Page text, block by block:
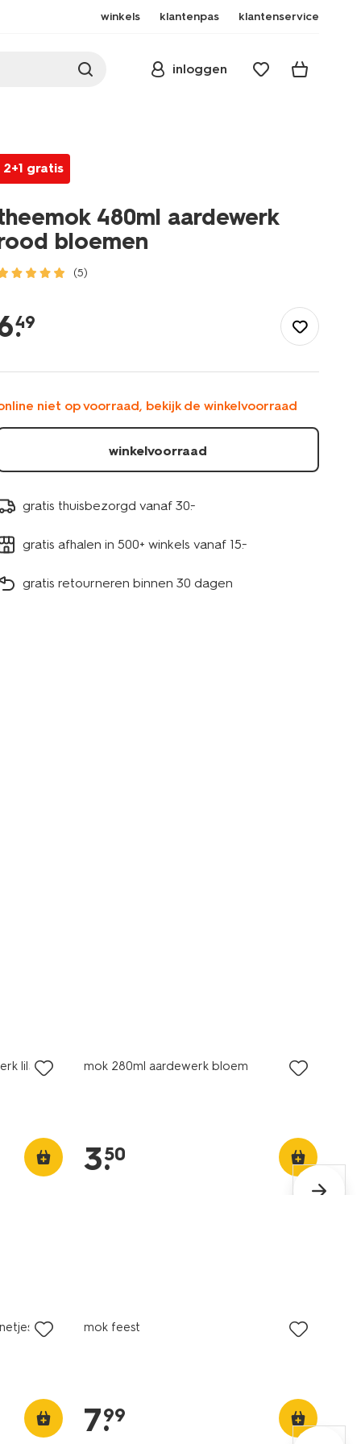
winkels klantenpas klantenservice
inloggen
2+1 gratis
480ml aardewerk
bloemen
(5)
.
49
niet op voorraad, bekijk de winkelvoorraad
winkelvoorraad
gratis thuisbezorgd vanaf 30.-
gratis afhalen in 500+ winkels vanaf 15.-
gratis retourneren binnen 30 dagen
lila mok 280ml aardewerk bloem
3.
50
mok feest
7.
99